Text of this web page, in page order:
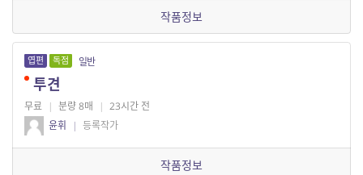
작품정보
엽편 독점 일반
투견
무료 | 분량 8매 | 23시간 전
윤휘
| 등록작가
작품정보